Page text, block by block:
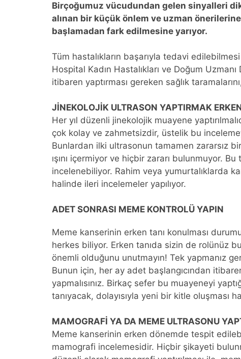
Birçoğumuz vücudundan gelen sinyalleri
alınan bir küçük önlem ve uzman
başlamadan fark edilmesine yarıyor.
Tüm hastalıkların başarıyla tedavi
Hospital Kadın Hastalıkları ve Doğum
itibaren yaptırması gereken sağlık
JİNEKOLOJİK ULTRASON YAPTIRMAK
Her yıl düzenli jinekolojik muayene
çok kolay ve zahmetsizdir, üstelik bu
Bunlardan ilki ultrasonun tamamen zararsız
ışını içermiyor ve hiçbir zararı bulunmuyor.
incelenebiliyor. Rahim veya yumurtalıklarda
halinde ileri incelemeler yapılıyor.
ADET SONRASI MEME KONTROLÜ YAPIN
Meme kanserinin erken tanı konulması
herkes biliyor. Erken tanıda sizin de rolünüz
önemli olduğunu unutmayın! Tek yapmanız
Bunun için, her ay adet başlangıcından
yapmalısınız. Birkaç sefer bu muayeneyi
tanıyacak, dolayısıyla yeni bir kitle
MAMOGRAFİ YA DA MEME ULTRASONU
Meme kanserinin erken dönemde tespit
mamografi incelemesidir. Hiçbir şikayeti